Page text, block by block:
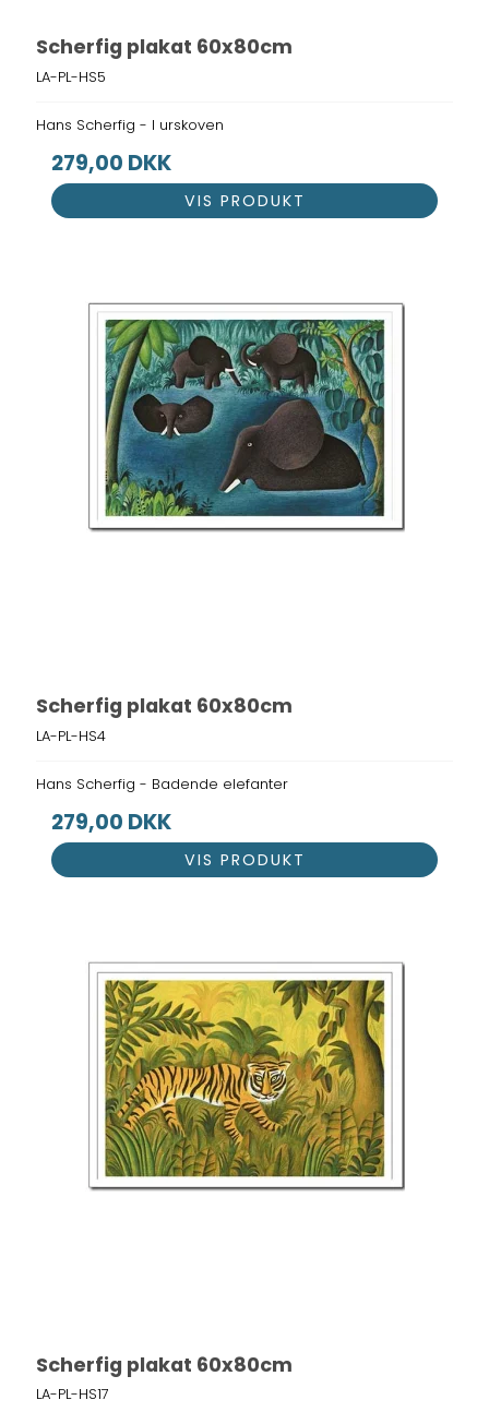
Scherfig plakat 60x80cm
LA-PL-HS5
Hans Scherfig - I urskoven
279,00 DKK
VIS PRODUKT
Scherfig plakat 60x80cm
LA-PL-HS4
Hans Scherfig - Badende elefanter
279,00 DKK
VIS PRODUKT
Scherfig plakat 60x80cm
LA-PL-HS17